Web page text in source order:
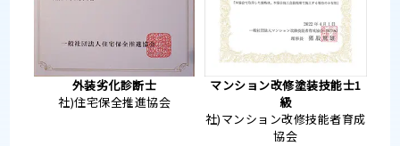
外装劣化診断士
社)住宅保全推進協会
マンション改修塗装技能士1
級
社)マンション改修技能者育成
協会